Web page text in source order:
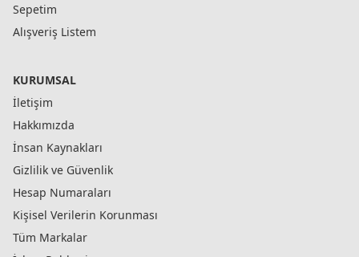
Sepetim
Alışveriş Listem
KURUMSAL
İletişim
Hakkımızda
İnsan Kaynakları
Gizlilik ve Güvenlik
Hesap Numaraları
Kişisel Verilerin Korunması
Tüm Markalar